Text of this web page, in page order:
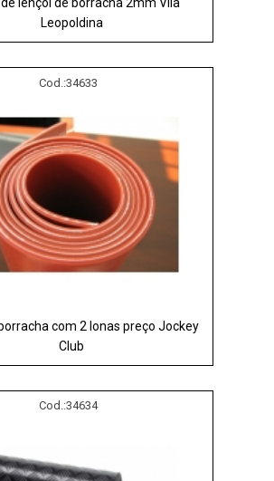
Leopoldina
Cod.:34633
com 2 lonas preço Jockey
Club
Cod.:34634